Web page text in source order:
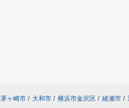
茅ヶ崎市 / 大和市 / 横浜市金沢区 / 綾瀬市 /